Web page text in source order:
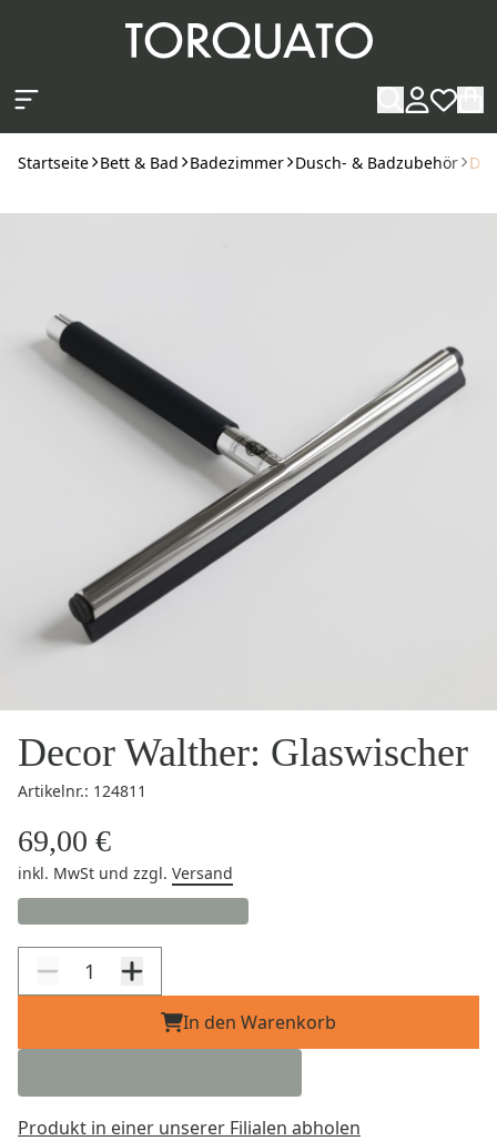
Startseite Bett & Bad Badezimmer Dusch- & Badzubehör
Decor Walther: Glaswischer
Artikelnr.: 124811
69,00 €
inkl. MwSt und zzgl. Versand
In den Warenkorb
Produkt in einer unserer Filialen abholen